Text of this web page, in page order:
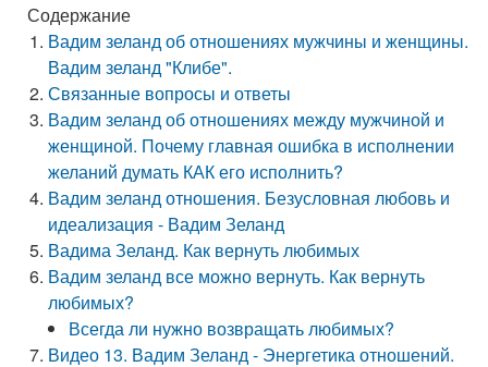
Содержание
Вадим зеланд об отношениях мужчины и женщины.
Вадим зеланд "Клибе".
Связанные вопросы и ответы
Вадим зеланд об отношениях между мужчиной и
женщиной. Почему главная ошибка в исполнении
желаний думать КАК его исполнить?
Вадим зеланд отношения. Безусловная любовь и
идеализация - Вадим Зеланд
Вадима Зеланд. Как вернуть любимых
Вадим зеланд все можно вернуть. Как вернуть
любимых?
Всегда ли нужно возвращать любимых?
Видео 13. Вадим Зеланд - Энергетика отношений.